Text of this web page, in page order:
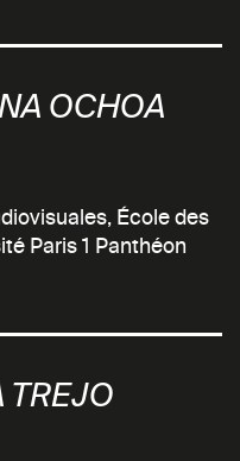
OCHOA
École des
Paris 1 Panthéon
TREJO